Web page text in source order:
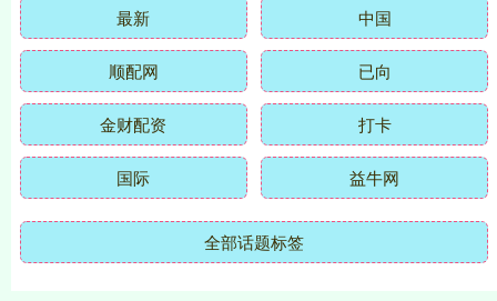
最新 中国
顺配网 已向
金财配资 打卡
国际 益牛网
全部话题标签